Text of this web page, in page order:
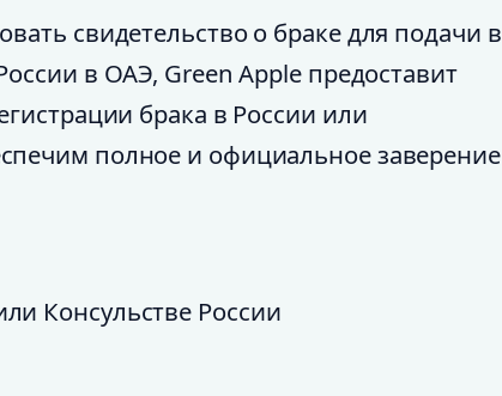
свидетельство о браке для подачи в
в ОАЭ, Green Apple предоставит
брака в России или
полное и официальное заверение
Консульстве России